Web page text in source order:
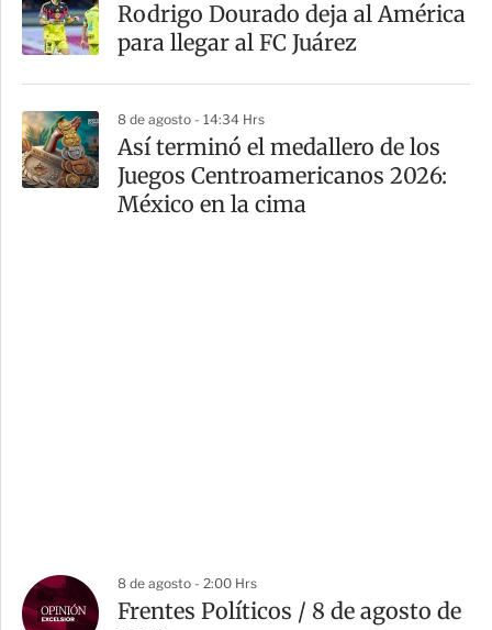
Rodrigo Dourado deja al América
para llegar al FC Juárez
8 de agosto - 14:34 Hrs
Así terminó el medallero de los
Juegos Centroamericanos 2026:
México en la cima
8 de agosto - 2:00 Hrs
Frentes Políticos / 8 de agosto de